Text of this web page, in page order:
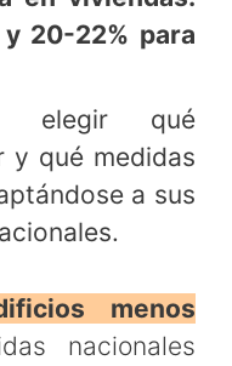
20-22% para
elegir qué
y qué medidas
a sus
menos
nacionales